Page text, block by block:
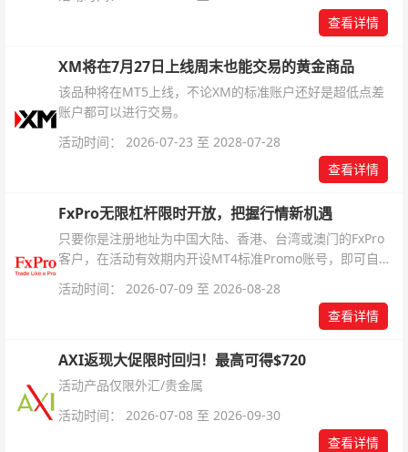
杆配置、支持软件及交易细则。
查看详情
XM将在7月27日上线周末也能交易的黄金商品
该品种将在MT5上线，不论XM的标准账户还好是超低点差
账户都可以进行交易。
活动时间： 2026-07-23 至 2028-07-28
查看详情
FxPro无限杠杆限时开放，把握行情新机遇
只要你是注册地址为中国大陆、香港、台湾或澳门的FxPro
客户，在活动有效期内开设MT4标准Promo账号，即可自动
活动时间： 2026-07-09 至 2026-08-28
查看详情
AXI返现大促限时回归！最高可得$720
活动产品仅限外汇/贵金属
活动时间： 2026-07-08 至 2026-09-30
查看详情